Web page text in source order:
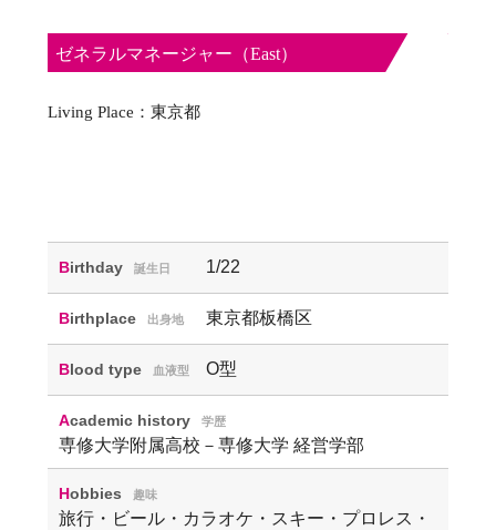
ゼネラルマネージャー（East）
Living Place：東京都
Birthday 誕生日 1/22
Birthplace 出身地 東京都板橋区
Blood type 血液型 O型
Academic history 学歴
専修大学附属高校－専修大学 経営学部
Hobbies 趣味
旅行・ビール・カラオケ・スキー・プロレス・